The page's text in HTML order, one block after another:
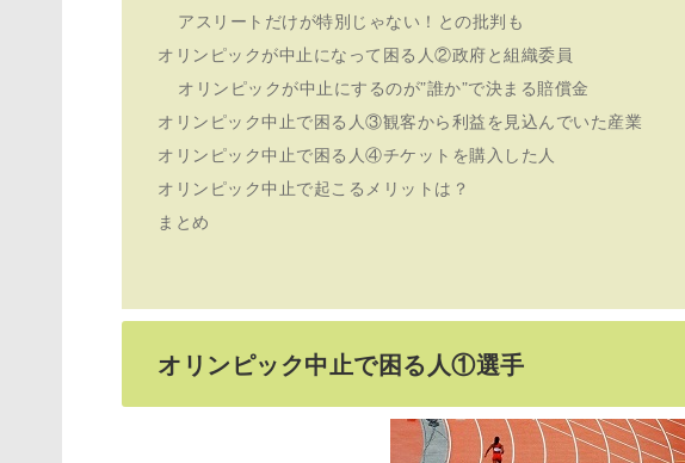
アスリートだけが特別じゃない！との批判も
オリンピックが中止になって困る人②政府と組織委員
オリンピックが中止にするのが”誰か”で決まる賠償金
オリンピック中止で困る人③観客から利益を見込んでいた産業
オリンピック中止で困る人④チケットを購入した人
オリンピック中止で起こるメリットは？
まとめ
オリンピック中止で困る人①選手